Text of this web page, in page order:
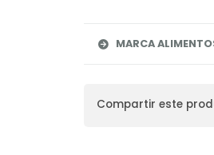
MARCA
Compartir este